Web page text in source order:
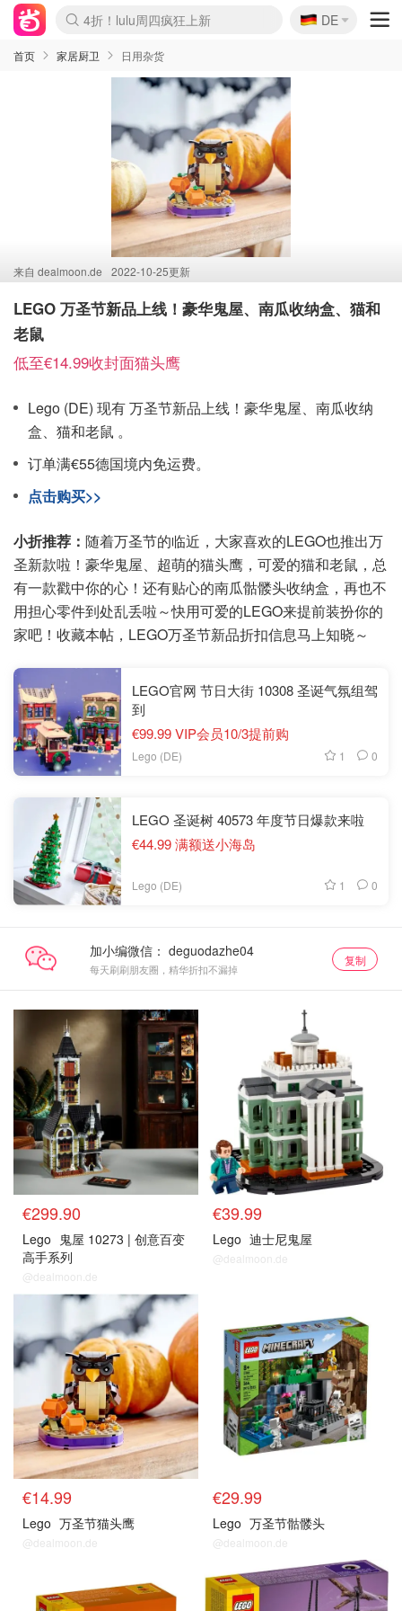
Boticinal 夏促开抢！
4折！lulu周四疯狂上新
还没结束！&OtherStories大促
Joybuy变相75折 随时失效
速领！Stanley独家85折
疑似霸哥！Camper额外叠85折
Zalando 奥莱闪促！每日更新
Moncler反季囤！5折起+叠9折
Coach Brooklyn仅€192
🇩🇪
DE
首页 家居厨卫 日用杂货
来自 dealmoon.de 2022-10-25更新
LEGO 万圣节新品上线！豪华鬼屋、南瓜收纳盒、猫和
老鼠
低至€14.99收封面猫头鹰
Lego (DE) 现有 万圣节新品上线！豪华鬼屋、南瓜收纳
盒、猫和老鼠 。
订单满€55德国境内免运费。
点击购买>>
小折推荐： 随着万圣节的临近，大家喜欢的LEGO也推出万
圣新款啦！豪华鬼屋、超萌的猫头鹰，可爱的猫和老鼠，总
有一款戳中你的心！还有贴心的南瓜骷髅头收纳盒，再也不
用担心零件到处乱丢啦～快用可爱的LEGO来提前装扮你的
家吧！收藏本帖，LEGO万圣节新品折扣信息马上知晓～
LEGO官网 节日大街 10308 圣诞气氛组驾
到
€99.99 VIP会员10/3提前购
Lego (DE) 1 0
LEGO 圣诞树 40573 年度节日爆款来啦
€44.99 满额送小海岛
Lego (DE) 1 0
加小编微信：
每天刷刷朋友圈，精华折扣不漏掉
复制
€299.90
Lego 鬼屋 10273 | 创意百变
高手系列
@dealmoon.de
€39.99
Lego 迪士尼鬼屋
@dealmoon.de
€14.99
Lego 万圣节猫头鹰
@dealmoon.de
€29.99
Lego 万圣节骷髅头
@dealmoon.de